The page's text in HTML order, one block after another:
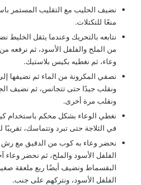
نضيف الحليب مع التقليب المستمر
منعًا للتكتلات.
نتابعه بالتحريك وعندما يثقل الخليط
من الملح والفلفل الأسود، ثم نرفعه
وعاء، ثم نغطيه بكيس بلاستيك.
نصفي المكرونة من الماء ثم نضيفها
ونقلب جيدًا حتى تتجانس، ثم نضيف
ونقلب مرة أخرى.
نغطي الوعاء بشكل محكم باستخدام
في الثلاجة حتى تبرد وتتماسك،
نحضر وعاء به كوب من الدقيق مع رش
الفلفل الأسود والملح، ثم نحضر
البقسماط ونضيف أيضًا ربع ملعقة
الفلفل الأسود، ونتركهم على جنب.